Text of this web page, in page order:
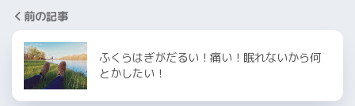
前の記事
ふくらはぎがだるい！痛い！眠れないから何
とかしたい！